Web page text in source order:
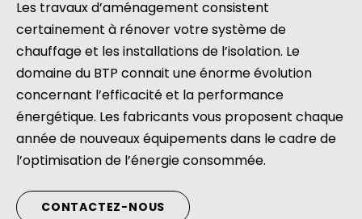
Les travaux d’aménagement consistent
certainement à rénover votre système de
chauffage et les installations de l’isolation. Le
domaine du BTP connait une énorme évolution
concernant l’efficacité et la performance
énergétique. Les fabricants vous proposent chaque
année de nouveaux équipements dans le cadre de
l’optimisation de l’énergie consommée.
CONTACTEZ-NOUS